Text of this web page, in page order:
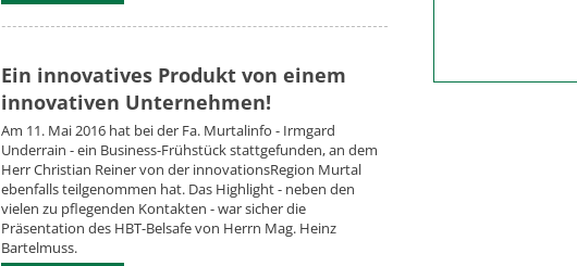
Ein innovatives Produkt von einem
innovativen Unternehmen!
Am 11. Mai 2016 hat bei der Fa. Murtalinfo - Irmgard
Underrain - ein Business-Frühstück stattgefunden, an dem
Herr Christian Reiner von der innovationsRegion Murtal
ebenfalls teilgenommen hat. Das Highlight - neben den
vielen zu pflegenden Kontakten - war sicher die
Präsentation des HBT-Belsafe von Herrn Mag. Heinz
Bartelmuss.